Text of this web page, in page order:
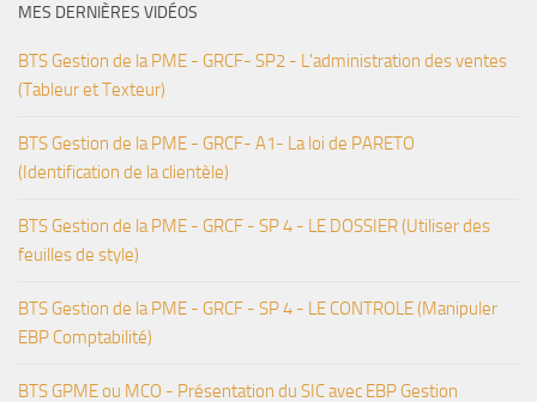
MES DERNIÈRES VIDÉOS
BTS Gestion de la PME - GRCF- SP2 - L'administration des ventes
(Tableur et Texteur)
BTS Gestion de la PME - GRCF- A1- La loi de PARETO
(Identification de la clientèle)
BTS Gestion de la PME - GRCF - SP 4 - LE DOSSIER (Utiliser des
feuilles de style)
BTS Gestion de la PME - GRCF - SP 4 - LE CONTROLE (Manipuler
EBP Comptabilité)
BTS GPME ou MCO - Présentation du SIC avec EBP Gestion